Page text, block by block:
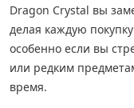
Dragon Crystal вы
делая каждую
особенно если вы
или редким
время.